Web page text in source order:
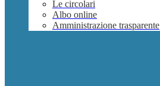
Le circolari
Albo online
Amministrazione trasparente